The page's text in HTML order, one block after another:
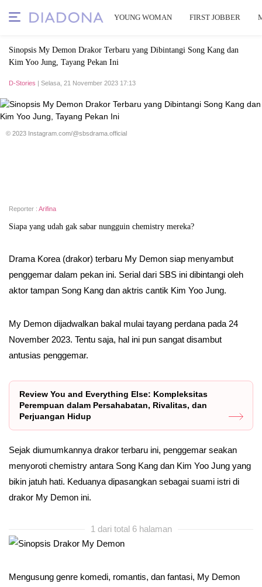
YOUNG WOMAN FIRST JOBBER
Sinopsis My Demon Drakor Terbaru yang Dibintangi Song Kang dan
Kim Yoo Jung, Tayang Pekan Ini
D-Stories | Selasa, 21 November 2023 17:13
© 2023 Instagram.com/@sbsdrama.official
Reporter : Arifina
Siapa yang udah gak sabar nungguin chemistry mereka?
Drama Korea (drakor) terbaru My Demon siap menyambut
penggemar dalam pekan ini. Serial dari SBS ini dibintangi oleh
aktor tampan Song Kang dan aktris cantik Kim Yoo Jung.
My Demon dijadwalkan bakal mulai tayang perdana pada 24
November 2023. Tentu saja, hal ini pun sangat disambut
antusias penggemar.
Review You and Everything Else: Kompleksitas
Perempuan dalam Persahabatan, Rivalitas, dan
Perjuangan Hidup
Sejak diumumkannya drakor terbaru ini, penggemar seakan
menyoroti chemistry antara Song Kang dan Kim Yoo Jung yang
bikin jatuh hati. Keduanya dipasangkan sebagai suami istri di
drakor My Demon ini.
1 dari total 6 halaman
Mengusung genre komedi, romantis, dan fantasi, My Demon